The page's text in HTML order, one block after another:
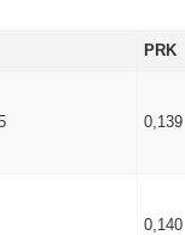
PRK
0,139
0,140